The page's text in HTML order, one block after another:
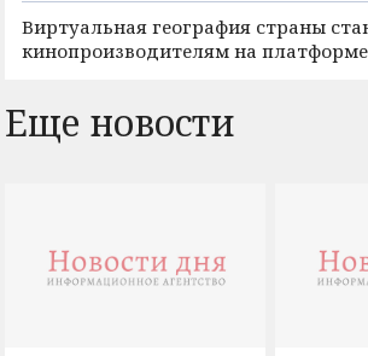
Виртуальная география страны
кинопроизводителям на
Еще новости